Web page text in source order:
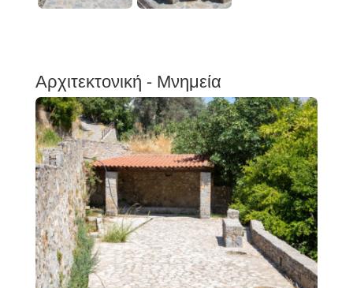
Αρχιτεκτονική - Μνημεία